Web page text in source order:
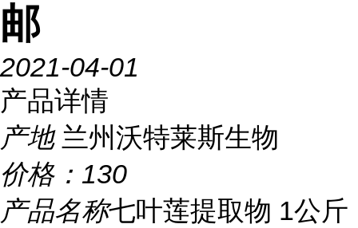
邮
2021-04-01
产品详情
产地 兰州沃特莱斯生物
价格： 130
产品名称七叶莲提取物 1公斤